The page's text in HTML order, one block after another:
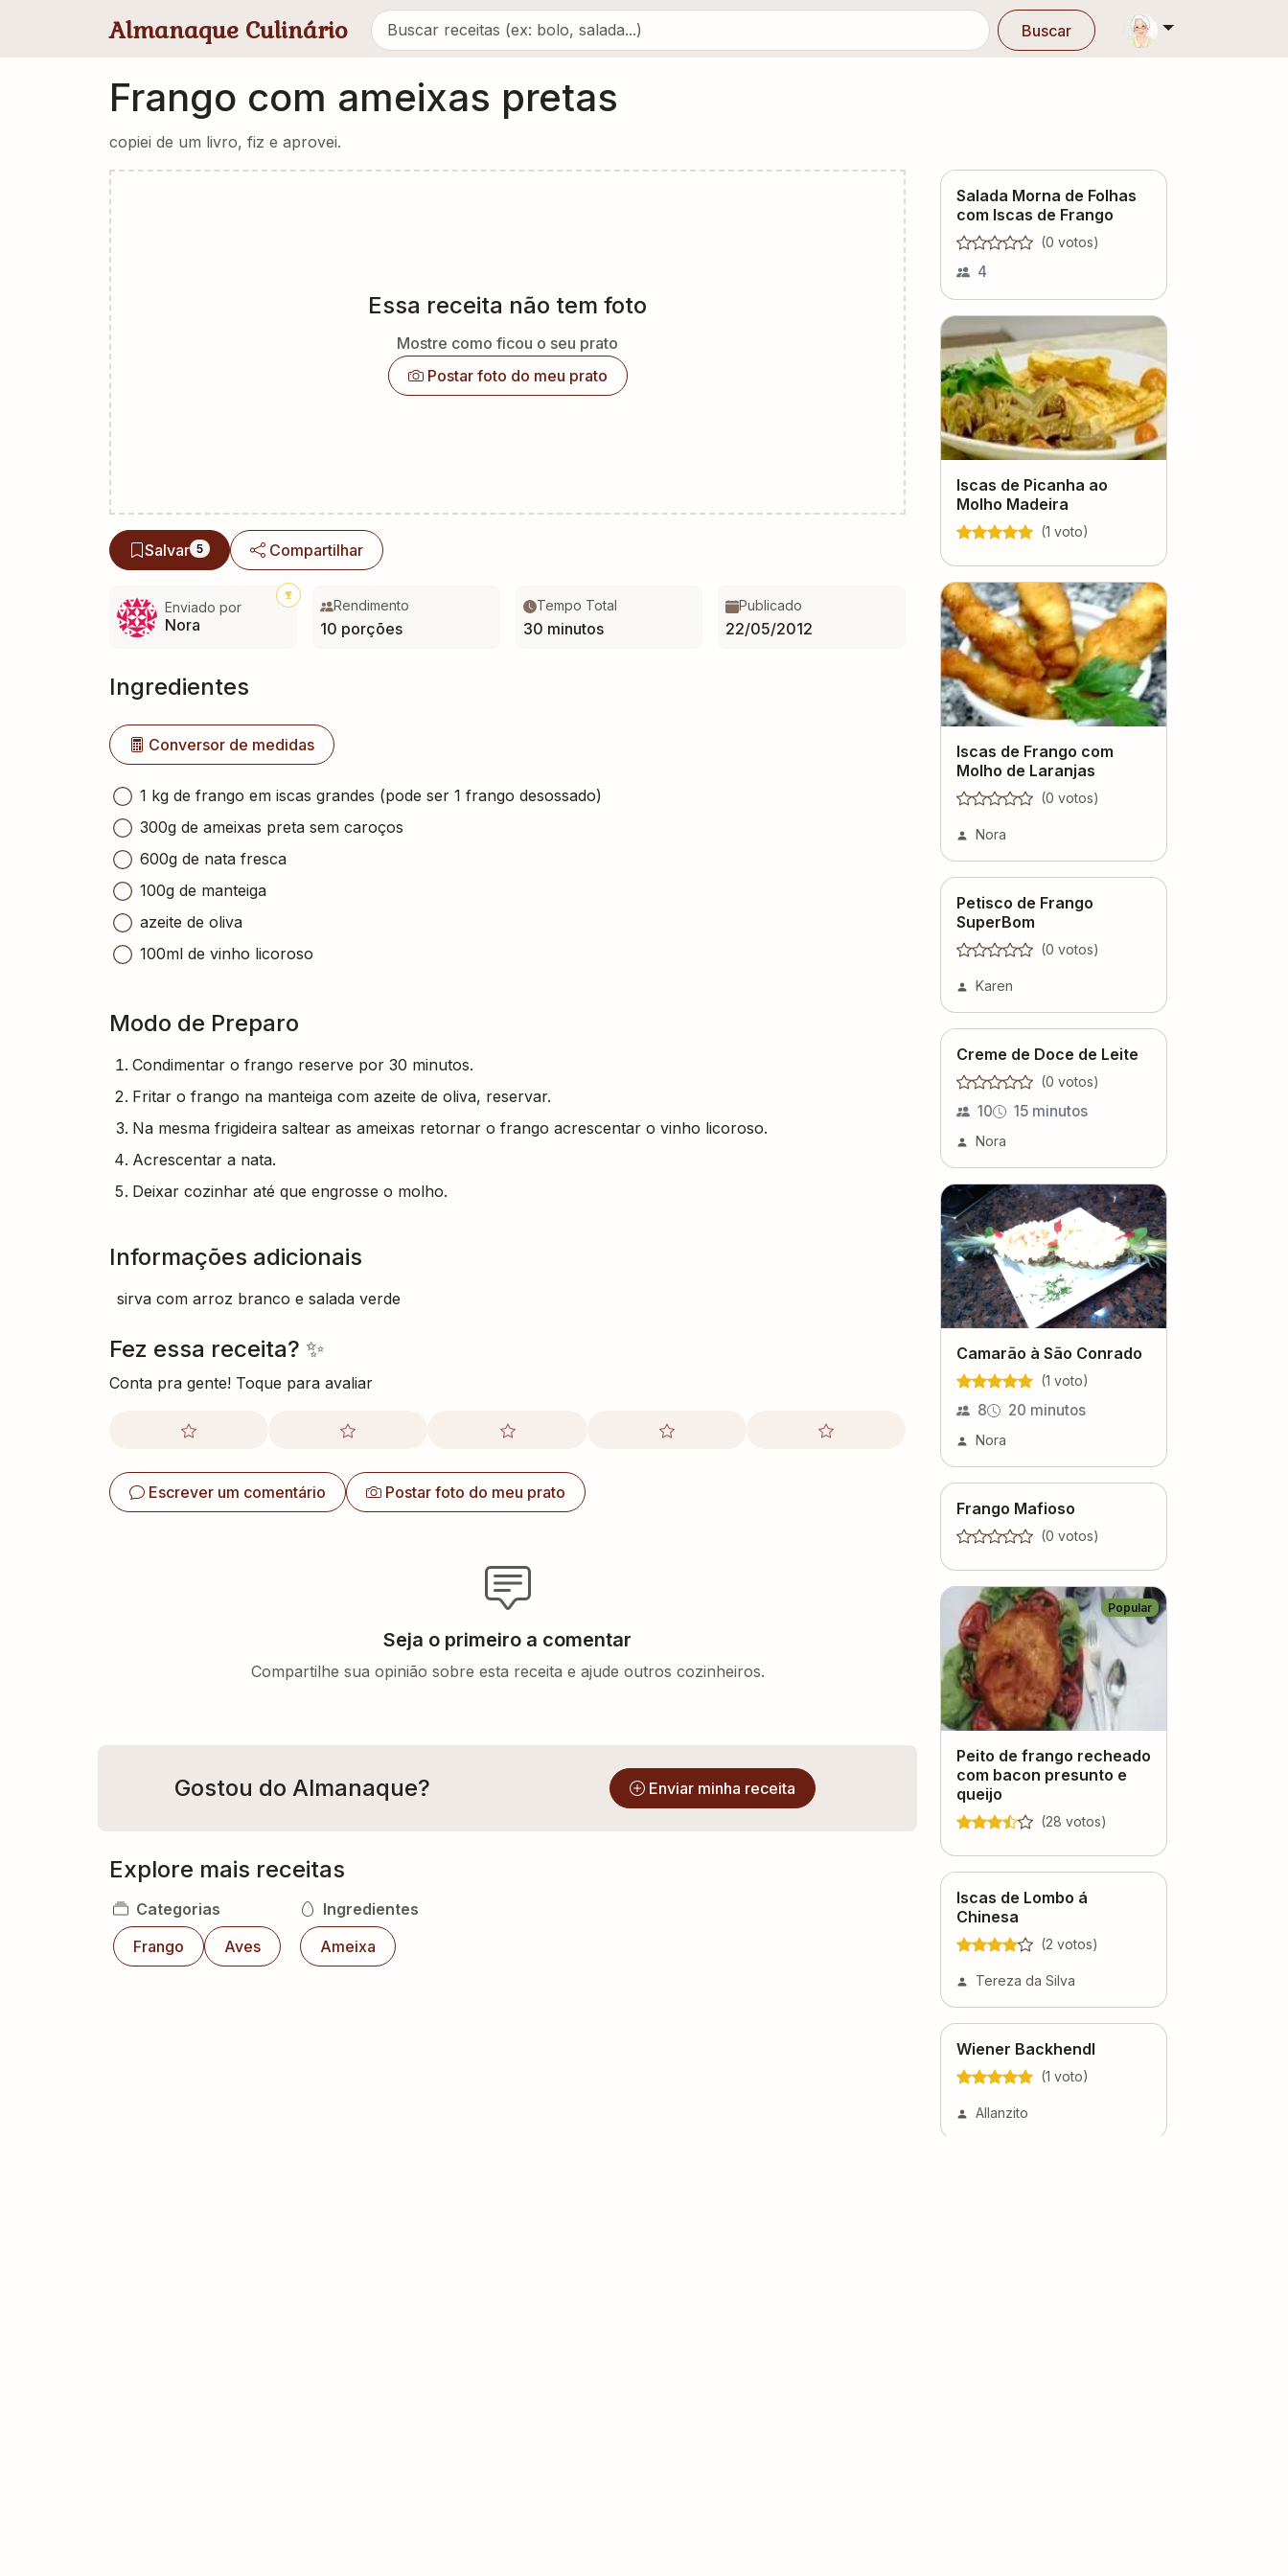
Almanaque Culinário Buscar
Frango com ameixas pretas
copiei de um livro, fiz e aprovei.
Essa receita não tem foto
Mostre como ficou o seu prato
Postar foto do meu prato
Salvar 5 Compartilhar
Enviado por
Nora
Rendimento
10 porções
Tempo Total
30 minutos
Publicado
22/05/2012
Ingredientes
Conversor de medidas
1 kg de frango em iscas grandes (pode ser 1 frango desossado)
300g de ameixas preta sem caroços
600g de nata fresca
100g de manteiga
azeite de oliva
100ml de vinho licoroso
Modo de Preparo
Condimentar o frango reserve por 30 minutos.
Fritar o frango na manteiga com azeite de oliva, reservar.
Na mesma frigideira saltear as ameixas retornar o frango acrescentar o vinho licoroso.
Acrescentar a nata.
Deixar cozinhar até que engrosse o molho.
Informações adicionais
sirva com arroz branco e salada verde
Fez essa receita? ✨
Conta pra gente! Toque para avaliar
Escrever um comentário Postar foto do meu prato
Seja o primeiro a comentar
Compartilhe sua opinião sobre esta receita e ajude outros cozinheiros.
Gostou do Almanaque? Enviar minha receita
Explore mais receitas
Categorias
Frango
Aves
Ingredientes
Ameixa
Salada Morna de Folhas
com Iscas de Frango
(0 votos)
4
Iscas de Picanha ao
Molho Madeira
(1 voto)
Iscas de Frango com
Molho de Laranjas
(0 votos)
Nora
Petisco de Frango
SuperBom
(0 votos)
Karen
Creme de Doce de Leite
(0 votos)
10 15 minutos
Nora
Camarão à São Conrado
(1 voto)
8 20 minutos
Nora
Frango Mafioso
(0 votos)
Popular
Peito de frango recheado
com bacon presunto e
queijo
(28 votos)
Iscas de Lombo á
Chinesa
(2 votos)
Tereza da Silva
Wiener Backhendl
(1 voto)
Allanzito